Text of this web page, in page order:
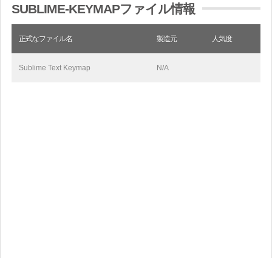
SUBLIME-KEYMAPファイル情報
正式なファイル名 製造元 人気度
Sublime Text Keymap N/A